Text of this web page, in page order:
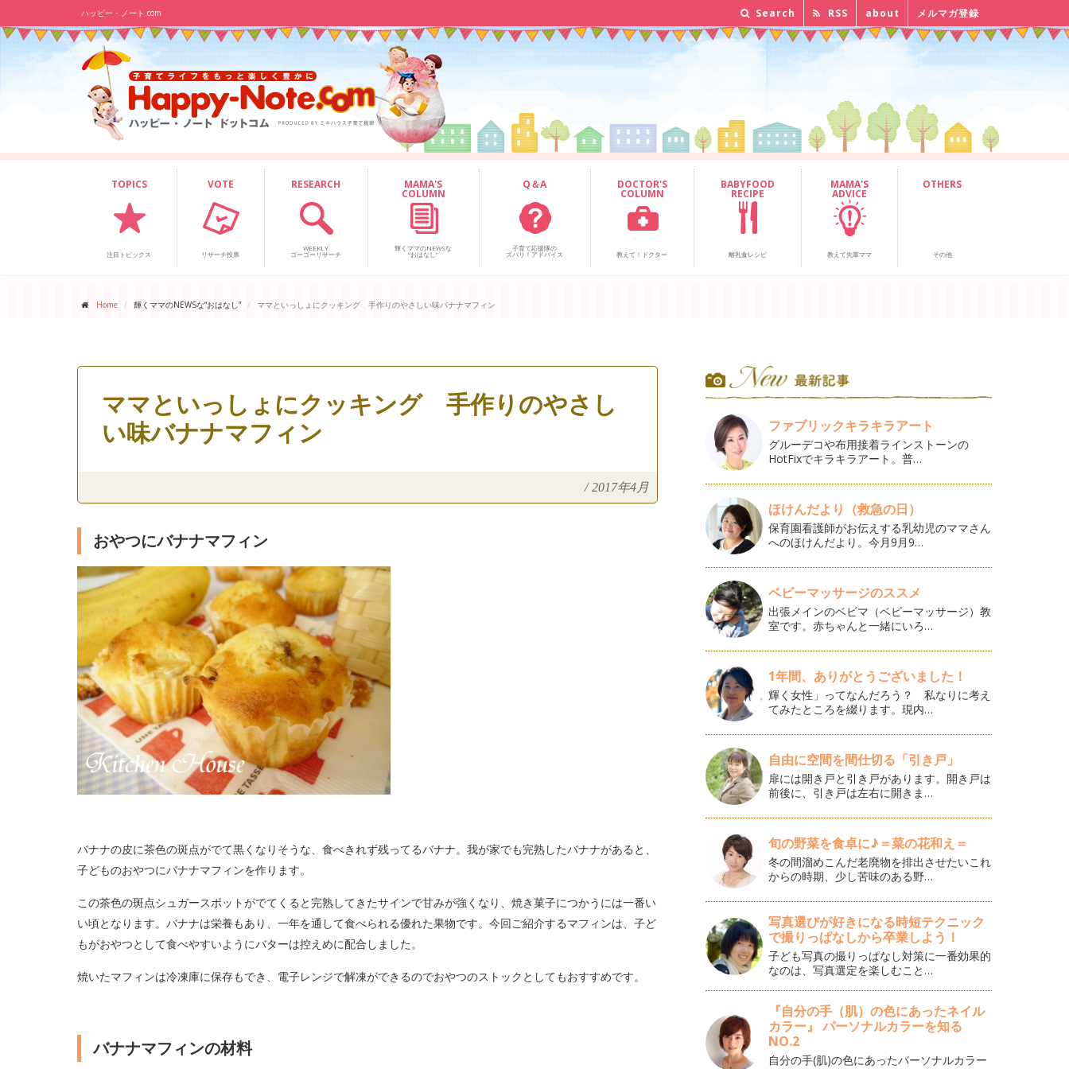
ハッピー・ノート.com Search RSS about メルマガ登録
TOPICS
注目トピックス
VOTE
リサーチ投票
RESEARCH
WEEKLY
ゴーゴーリサーチ
MAMA'S
COLUMN
輝くママのNEWSな
“おはなし”
Q＆A
子育て応援隊の
ズバリ！アドバイス
DOCTOR'S
COLUMN
教えて！ドクター
BABYFOOD
RECIPE
離乳食レシピ
MAMA'S
ADVICE
教えて先輩ママ
OTHERS
その他
Home 輝くママのNEWSな“おはなし” ママといっしょにクッキング 手作りのやさしい味バナナマフィン
ママといっしょにクッキング 手作りのやさし
い味バナナマフィン
/ 2017年4月
おやつにバナナマフィン
バナナの皮に茶色の斑点がでて黒くなりそうな、食べきれず残ってるバナナ。我が家でも完熟したバナナがあると、
子どものおやつにバナナマフィンを作ります。
この茶色の斑点シュガースポットがでてくると完熟してきたサインで甘みが強くなり、焼き菓子につかうには一番い
い頃となります。バナナは栄養もあり、一年を通して食べられる優れた果物です。今回ご紹介するマフィンは、子ど
もがおやつとして食べやすいようにバターは控えめに配合しました。
焼いたマフィンは冷凍庫に保存もでき、電子レンジで解凍ができるのでおやつのストックとしてもおすすめです。
バナナマフィンの材料
ファブリックキラキラアート
グルーデコや布用接着ラインストーンの
HotFixでキラキラアート。普…
ほけんだより（救急の日）
保育園看護師がお伝えする乳幼児のママさん
へのほけんだより。今月9月9…
ベビーマッサージのススメ
出張メインのベビマ（ベビーマッサージ）教
室です。赤ちゃんと一緒にいろ…
1年間、ありがとうございました！
輝く女性」ってなんだろう？ 私なりに考え
てみたところを綴ります。現内…
自由に空間を間仕切る「引き戸」
扉には開き戸と引き戸があります。開き戸は
前後に、引き戸は左右に開きま…
旬の野菜を食卓に♪＝菜の花和え＝
冬の間溜めこんだ老廃物を排出させたいこれ
からの時期、少し苦味のある野…
写真選びが好きになる時短テクニック
で撮りっぱなしから卒業しよう！
子ども写真の撮りっぱなし対策に一番効果的
なのは、写真選定を楽しむこと…
『自分の手（肌）の色にあったネイル
カラー』 パーソナルカラーを知る
NO.2
自分の手(肌)の色にあったパーソナルカラー